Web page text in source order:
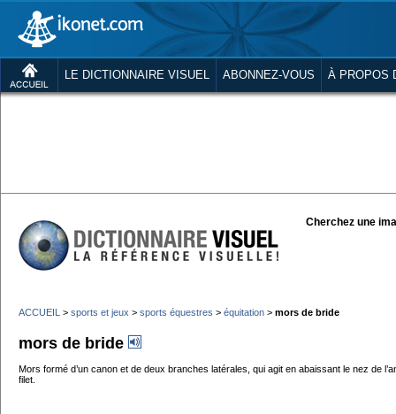
LE DICTIONNAIRE VISUEL ABONNEZ-VOUS À PROPOS
Cherchez une
ACCUEIL > sports et jeux > sports équestres > équitation > mors de bride
mors de bride
Mors formé d’un canon et de deux branches latérales, qui agit en abaissant le nez de
filet.